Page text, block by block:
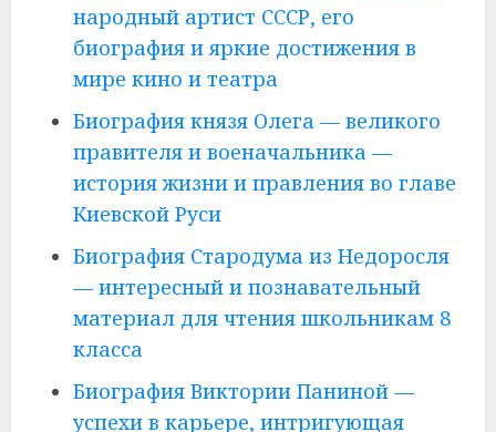
народный артист СССР, его
биография и яркие достижения в
мире кино и театра
Биография князя Олега — великого
правителя и военачальника —
история жизни и правления во главе
Киевской Руси
Биография Стародума из Недоросля
— интересный и познавательный
материал для чтения школьникам 8
класса
Биография Виктории Паниной —
успехи в карьере, интригующая